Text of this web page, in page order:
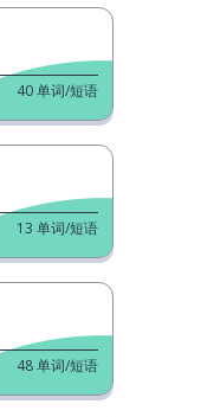
40单词/短语
13 单词/短语
48单词/短语